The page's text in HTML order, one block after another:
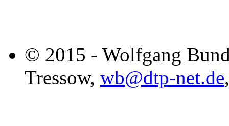
© 2015 - Wolfgang
Tressow, wb@dtp-net.de